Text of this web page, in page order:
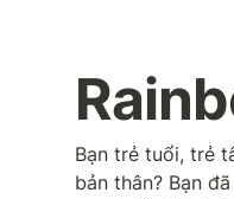
Bạn trẻ tuổi, trẻ
bản thân? Bạn